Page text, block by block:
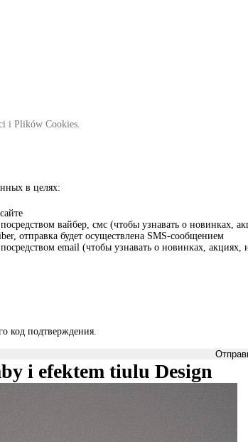
i Plików Cookies.
в целях:
вайбер, смс (чтобы узнавать о новинках,
отправка будет осуществлена SMS-сообщением
email (чтобы узнавать о новинках, акциях,
код подтверждения.
i efektem tiulu Design